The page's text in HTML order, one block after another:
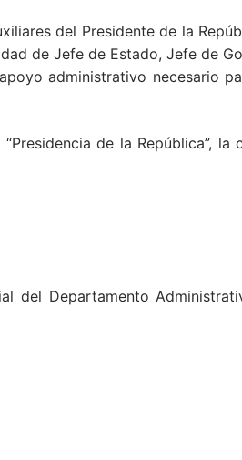
del Presidente de la
de Jefe de Estado, Jefe de
administrativo necesario
de la República”, la
del Departamento